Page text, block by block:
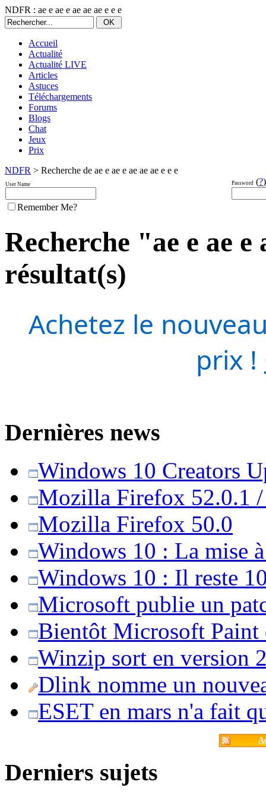
NDFR : ae e ae e ae ae ae e e e
Accueil
Actualité
Actualité LIVE
Articles
Astuces
Téléchargements
Forums
Blogs
Chat
Jeux
Prix
NDFR > Recherche de ae e ae e ae ae ae e e e
User Name Password (?)
Remember Me?
Recherche "ae e ae e
résultat(s)
Achetez le
prix !
Dernières news
Windows 10 Creators
Mozilla Firefox 52.0.1
Mozilla Firefox 50.0
Windows 10 : La mise
Windows 10 : Il reste
Microsoft publie un
Bientôt Microsoft Paint
Winzip sort en version
Dlink nomme un
ESET en mars n'a fait
Derniers sujets